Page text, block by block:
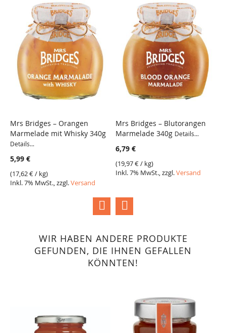
VERGLEICH
Mrs Bridges – Orangen
Marmelade mit Whisky 340g
Details...
5,99 €
(17,62 €/ kg)
Inkl. 7% MwSt., zzgl.Versand
VERGLEICH
Mrs Bridges – Blutorangen
Marmelade 340g Details...
6,79 €
(19,97 €/ kg)
Inkl. 7% MwSt., zzgl.Versand
WIR HABEN ANDERE PRODUKTE
GEFUNDEN, DIE IHNEN GEFALLEN
KÖNNTEN!